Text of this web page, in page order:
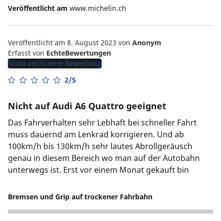
Veröffentlicht am www.michelin.ch
Veröffentlicht am 8. August 2023 von Anonym
Erfasst von EchteBewertungen
Nicht verifizierte Bewertung
2/5
Nicht auf Audi A6 Quattro geeignet
Das Fahrverhalten sehr Lebhaft bei schneller Fahrt
muss dauernd am Lenkrad korrigieren. Und ab
100km/h bis 130km/h sehr lautes Abrollgeräusch
genau in diesem Bereich wo man auf der Autobahn
unterwegs ist. Erst vor einem Monat gekauft bin
Bremsen und Grip auf trockener Fahrbahn
4